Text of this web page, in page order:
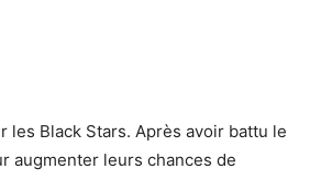
les Black Stars. Après avoir battu le
augmenter leurs chances de